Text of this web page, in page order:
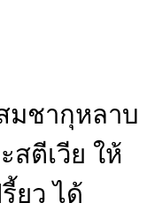
มชากุหลาบ
สตีเวีย ให้
ยว ได้